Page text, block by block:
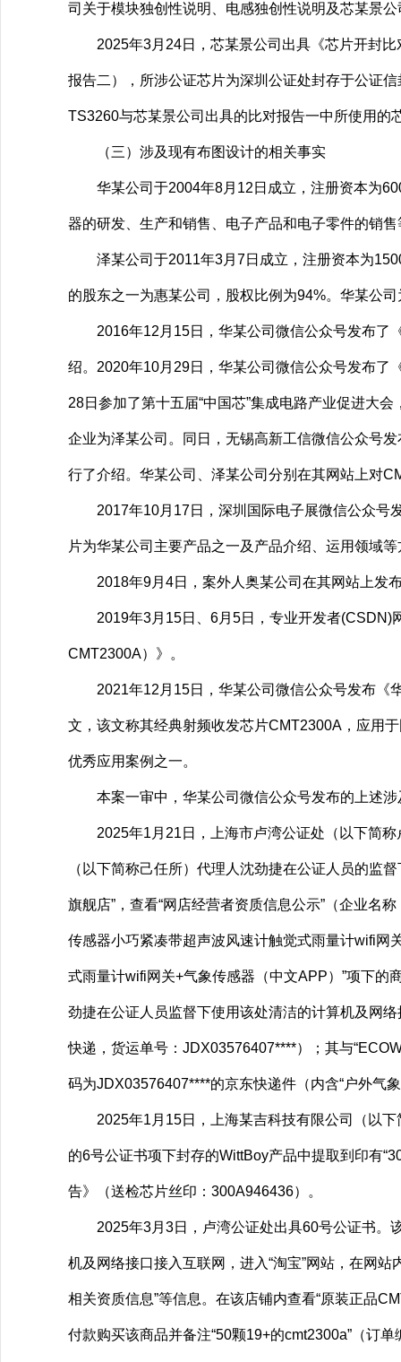
司关于模块独创性说明、电感独创性说明及芯某景
2025年3月24日，芯某景公司出具《芯片开封比
报告二），所涉公证芯片为深圳公证处封存于公证
TS3260与芯某景公司出具的比对报告一中所使用
（三）涉及现有布图设计的相关事实
华某公司于2004年8月12日成立，注册资本为
器的研发、生产和销售、电子产品和电子零件的销售
泽某公司于2011年3月7日成立，注册资本为
的股东之一为惠某公司，股权比例为94%。华某公
2016年12月15日，华某公司微信公众号发布了《
绍。2020年10月29日，华某公司微信公众号发布了
28日参加了第十五届“中国芯”集成电路产业促进大
企业为泽某公司。同日，无锡高新工信微信公众号
行了介绍。华某公司、泽某公司分别在其网站上对
2017年10月17日，深圳国际电子展微信公众号
片为华某公司主要产品之一及产品介绍、运用领域
2018年9月4日，案外人奥某公司在其网站上发布
2019年3月15日、6月5日，专业开发者(CSDN)
CMT2300A）》。
2021年12月15日，华某公司微信公众号发布《华
文，该文称其经典射频收发芯片CMT2300A，应用
优秀应用案例之一。
本案一审中，华某公司微信公众号发布的上述涉
2025年1月21日，上海市卢湾公证处（以下简称
（以下简称己任所）代理人沈劲捷在公证人员的监
旗舰店”，查看“网店经营者资质信息公示”（企业名
传感器小巧紧凑带超声波风速计触觉式雨量计wifi网
式雨量计wifi网关+气象传感器（中文APP）”项下
劲捷在公证人员监督下使用该处清洁的计算机及网
快递，货运单号：JDX03576407****）；其与
码为JDX03576407****的京东快递件（内含“户外气
2025年1月15日，上海某吉科技有限公司（以下
的6号公证书项下封存的WittBoy产品中提取到印有
告》（送检芯片丝印：300A946436）。
2025年3月3日，卢湾公证处出具60号公证书。该
机及网络接口接入互联网，进入“淘宝”网站，在网站
相关资质信息”等信息。在该店铺内查看“原装正品
付款购买该商品并备注“50颗19+的cmt2300a”（订